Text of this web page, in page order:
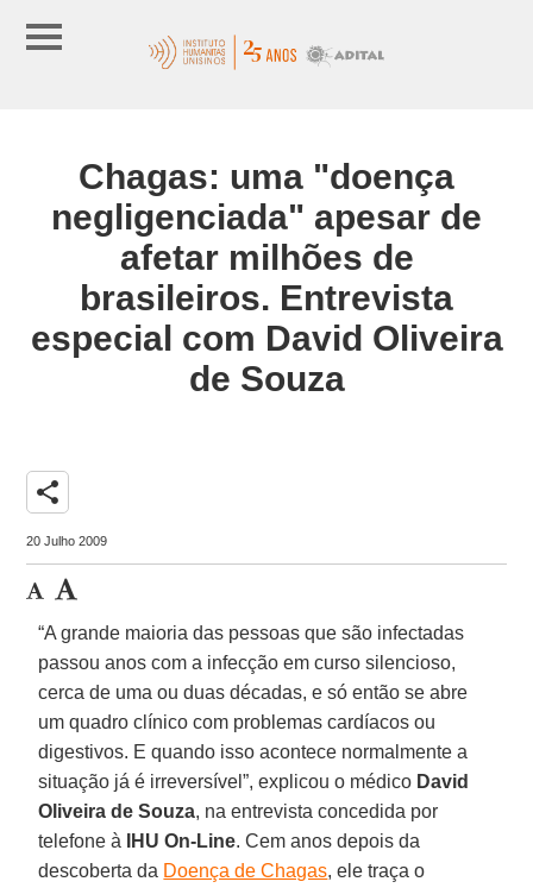
Chagas: uma "doença
negligenciada" apesar de
afetar milhões de
brasileiros. Entrevista
especial com David Oliveira
de Souza
share
20 Julho 2009
“A grande maioria das pessoas que são infectadas
passou anos com a infecção em curso silencioso,
cerca de uma ou duas décadas, e só então se abre
um quadro clínico com problemas cardíacos ou
digestivos. E quando isso acontece normalmente a
situação já é irreversível”, explicou o médico David
Oliveira de Souza, na entrevista concedida por
telefone à
IHU On-Line. Cem anos depois da
descoberta da Doença de Chagas, ele traça o